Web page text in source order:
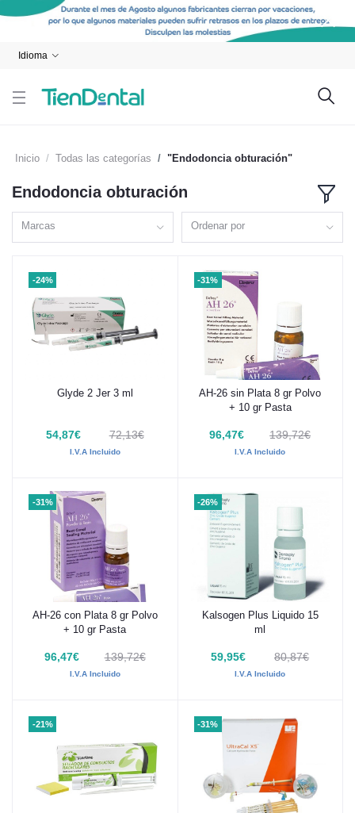
Idioma
Inicio Todas las categorías "Endodoncia obturación"
Endodoncia obturación
Marcas Ordenar por
-24%
Añadir al carrito
Glyde 2 Jer 3 ml
54,87€ 72,13€
I.V.A Incluido
-31%
Añadir al carrito
AH-26 sin Plata 8 gr Polvo
+ 10 gr Pasta
96,47€ 139,72€
I.V.A Incluido
-31%
Añadir al carrito
AH-26 con Plata 8 gr Polvo
+ 10 gr Pasta
96,47€ 139,72€
I.V.A Incluido
-26%
Añadir al carrito
Kalsogen Plus Liquido 15
ml
59,95€ 80,87€
I.V.A Incluido
-21% -31%